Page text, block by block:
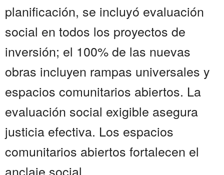
planificación, se incluyó evaluación
social en todos los proyectos de
inversión; el 100% de las nuevas
obras incluyen rampas universales y
espacios comunitarios abiertos. La
evaluación social exigible asegura
justicia efectiva. Los espacios
comunitarios abiertos fortalecen el
anclaje social....